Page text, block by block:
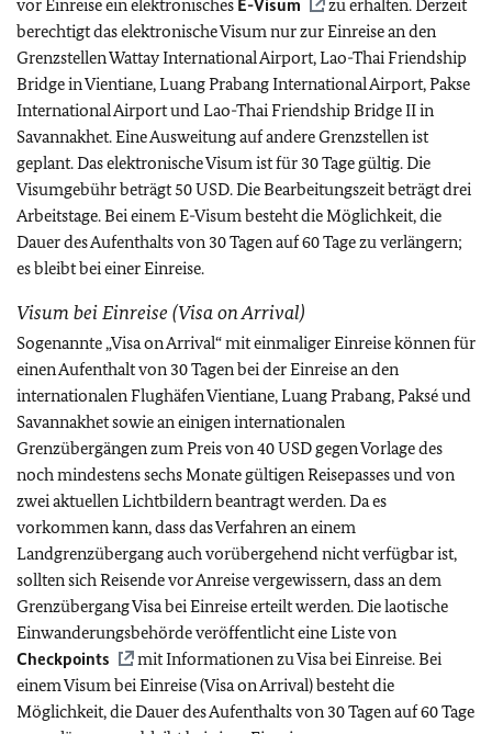
vor Einreise ein elektronisches E-Visum zu erhalten.Derzeit
berechtigt das elektronische Visum nur zur Einreise an den
Grenzstellen Wattay International Airport, Lao-Thai Friendship
Bridge in Vientiane, Luang Prabang International Airport, Pakse
International Airport und Lao-Thai Friendship Bridge II in
Savannakhet. Eine Ausweitung auf andere Grenzstellen ist
geplant. Das elektronische Visum ist für 30 Tage gültig. Die
Visumgebühr beträgt 50 USD. Die Bearbeitungszeit beträgt drei
Arbeitstage. Bei einem E-Visum besteht die Möglichkeit, die
Dauer des Aufenthalts von 30 Tagen auf 60 Tage zu verlängern;
es bleibt bei einer Einreise.
Visum bei Einreise (Visa on Arrival)
Sogenannte „Visa on Arrival“ mit einmaliger Einreise können für
einen Aufenthalt von 30 Tagen bei der Einreise an den
internationalen Flughäfen Vientiane, Luang Prabang, Paksé und
Savannakhet sowie an einigen internationalen
Grenzübergängen zum Preis von 40 USD gegen Vorlage des
noch mindestens sechs Monate gültigen Reisepasses und von
zwei aktuellen Lichtbildern beantragt werden. Da es
vorkommen kann, dass das Verfahren an einem
Landgrenzübergang auch vorübergehend nicht verfügbar ist,
sollten sich Reisende vor Anreise vergewissern, dass an dem
Grenzübergang Visa bei Einreise erteilt werden. Die laotische
Einwanderungsbehörde veröffentlicht eine Liste von
Checkpoints
mit Informationen zu Visa bei Einreise.Bei
einem Visum bei Einreise (Visa on Arrival) besteht die
Möglichkeit, die Dauer des Aufenthalts von 30 Tagen auf 60 Tage